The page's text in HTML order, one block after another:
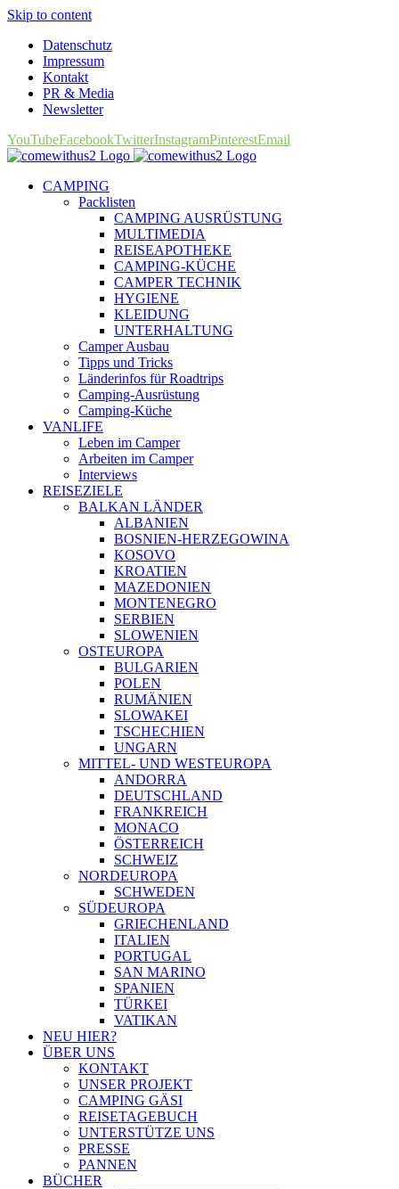
Skip to content
Datenschutz
Impressum
Kontakt
PR & Media
Newsletter
YouTubeFacebookTwitterInstagramPinterestEmail
CAMPING
Packlisten
CAMPING AUSRÜSTUNG
MULTIMEDIA
REISEAPOTHEKE
CAMPING-KÜCHE
CAMPER TECHNIK
HYGIENE
KLEIDUNG
UNTERHALTUNG
Camper Ausbau
Tipps und Tricks
Länderinfos für Roadtrips
Camping-Ausrüstung
Camping-Küche
VANLIFE
Leben im Camper
Arbeiten im Camper
Interviews
REISEZIELE
BALKAN LÄNDER
ALBANIEN
BOSNIEN-HERZEGOWINA
KOSOVO
KROATIEN
MAZEDONIEN
MONTENEGRO
SERBIEN
SLOWENIEN
OSTEUROPA
BULGARIEN
POLEN
RUMÄNIEN
SLOWAKEI
TSCHECHIEN
UNGARN
MITTEL- UND WESTEUROPA
ANDORRA
DEUTSCHLAND
FRANKREICH
MONACO
ÖSTERREICH
SCHWEIZ
NORDEUROPA
SCHWEDEN
SÜDEUROPA
GRIECHENLAND
ITALIEN
PORTUGAL
SAN MARINO
SPANIEN
TÜRKEI
VATIKAN
NEU HIER?
ÜBER UNS
KONTAKT
UNSER PROJEKT
CAMPING GÄSI
REISETAGEBUCH
UNTERSTÜTZE UNS
PRESSE
PANNEN
BÜCHER